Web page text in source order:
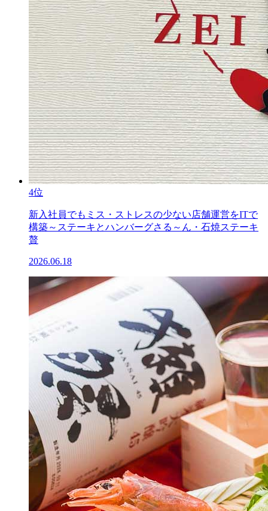
4位
新入社員でもミス・ストレスの少ない店舗運営をITで
構築～ステーキとハンバーグさる～ん・石焼ステーキ
贅
2026.06.18